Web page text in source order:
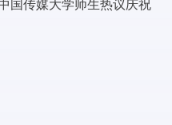
国传媒大学师生热议庆祝